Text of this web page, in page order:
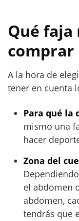
Qué
comprar
A la hora de
tener en cuenta
Para qué la
mismo una
hacer
Zona del
el abdomen
abdomen,
tendrás que